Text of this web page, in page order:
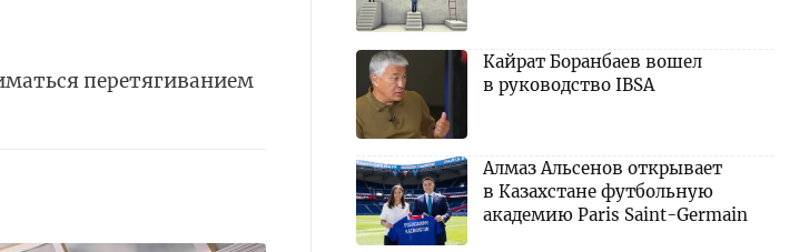
перетягиванием
Кайрат Боранбаев вошел
в руководство IBSA
Алмаз Альсенов открывает
в Казахстане футбольную
академию Paris Saint-Germain